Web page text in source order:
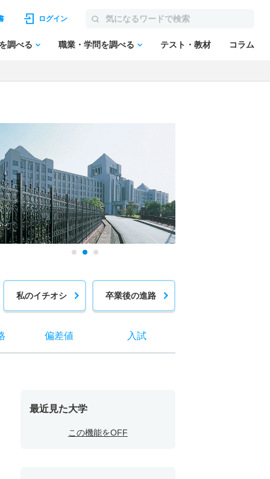
ログイン
調べる 職業・学問を調べる テスト・教材 コラム
私のイチオシ 卒業後の進路
偏差値 入試
最近見た大学
この機能をOFF